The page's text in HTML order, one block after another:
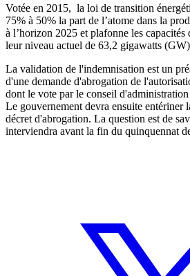
Votée en 2015, la loi de transition
75% à 50% la part de l’atome dans la
à l’horizon 2025 et plafonne les
leur niveau actuel de 63,2 gigawatts
La validation de l'indemnisation est un
d'une demande d'abrogation de
dont le vote par le conseil
Le gouvernement devra ensuite entériner
décret d'abrogation. La question est de
interviendra avant la fin du quinquennat